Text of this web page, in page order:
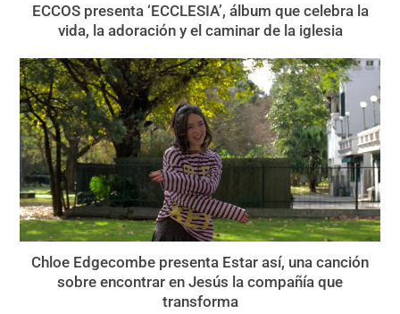
ECCOS presenta ‘ECCLESIA’, álbum que celebra la
vida, la adoración y el caminar de la iglesia
Chloe Edgecombe presenta Estar así, una canción
sobre encontrar en Jesús la compañía que
transforma